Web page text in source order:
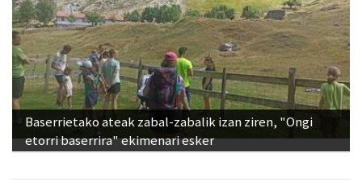
Baserrietako ateak zabal-zabalik izan ziren, "Ongi
etorri baserrira" ekimenari esker